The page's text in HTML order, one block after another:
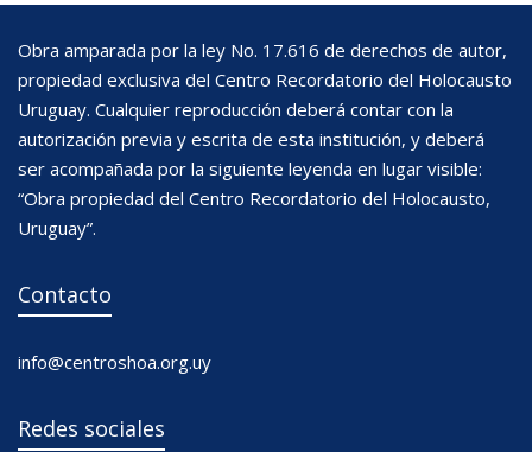
Obra amparada por la ley No. 17.616 de derechos de autor,
propiedad exclusiva del Centro Recordatorio del Holocausto
Uruguay. Cualquier reproducción deberá contar con la
autorización previa y escrita de esta institución, y deberá
ser acompañada por la siguiente leyenda en lugar visible:
“Obra propiedad del Centro Recordatorio del Holocausto,
Uruguay”.
Contacto
info@centroshoa.org.uy
Redes sociales